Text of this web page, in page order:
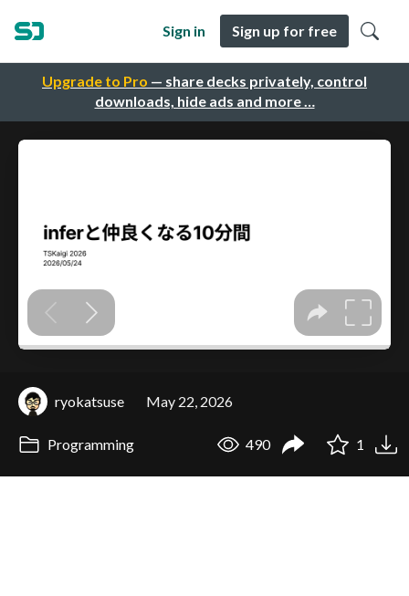
Upgrade to Pro — share decks privately, control
downloads, hide ads and more …
Sign in Sign up for free
ryokatsuse May 22, 2026
Programming 490 1